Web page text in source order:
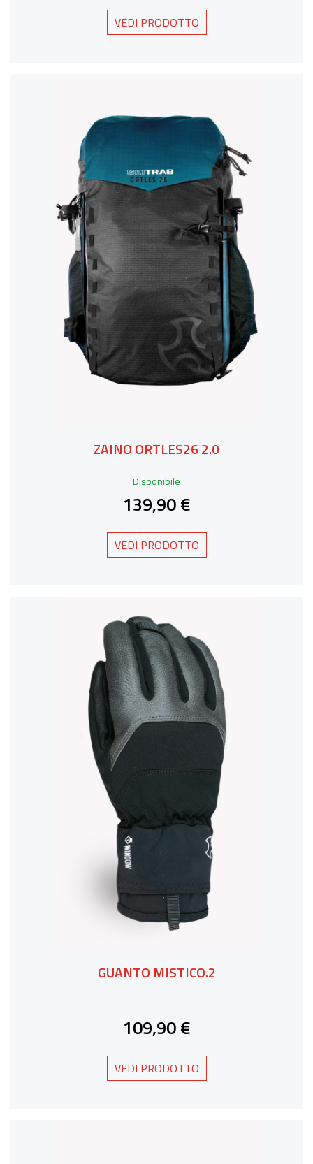
VEDI PRODOTTO
ZAINO ORTLES26 2.0
Disponibile
139,90 €
VEDI PRODOTTO
GUANTO MISTICO.2
109,90 €
VEDI PRODOTTO